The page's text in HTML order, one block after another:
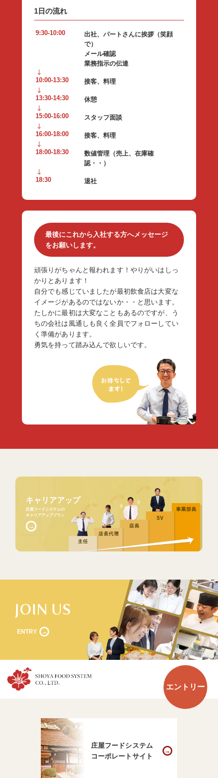
エントリー
1日の流れ
9:30-10:00
出社、パートさんに挨拶（笑顔
で）
メール確認
業務指示の伝達
10:00-13:30 接客、料理
13:30-14:30 休憩
15:00-16:00 スタッフ面談
16:00-18:00 接客、料理
18:00-18:30
数値管理（売上、在庫確
認・・）
18:30 退社
最後にこれから入社する方へメッセージ
をお願いします。
頑張りがちゃんと報われます！やりがいはしっ
かりとあります！
自分でも感じていましたが最初飲食店は大変な
イメージがあるのではないか・・と思います。
たしかに最初は大変なこともあるのですが、う
ちの会社は風通しも良く全員でフォローしてい
く準備があります。
勇気を持って踏み込んで欲しいです。
キャリアアップ
庄屋フードシステムの
キャリアアッププラン
→
JOIN US
ENTRY
庄屋フードシステム
コーポレートサイト